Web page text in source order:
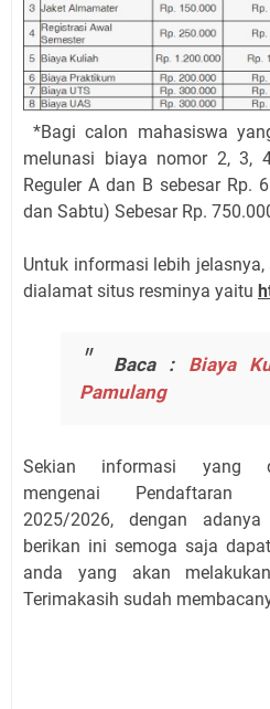
*Bagi calon mahasiswa
melunasi biaya nomor 2, 3,
Reguler A dan B sebesar Rp.
dan Sabtu) Sebesar Rp.
Untuk informasi lebih
dialamat situs resminya yaitu
Baca : Biaya
Pamulang
Sekian informasi yang
mengenai Pendaftaran
2025/2026, dengan
berikan ini semoga saja
anda yang akan
Terimakasih sudah